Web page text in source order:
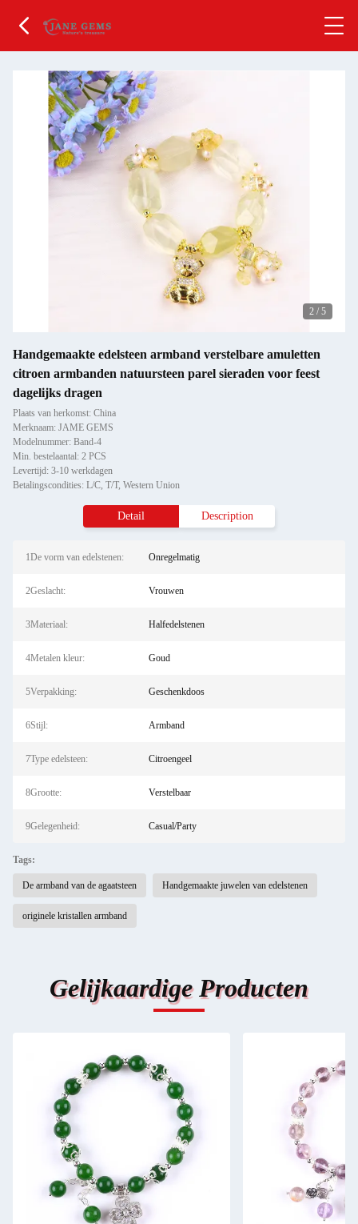
2 / 5
Handgemaakte edelsteen armband verstelbare amuletten
citroen armbanden natuursteen parel sieraden voor feest
dagelijks dragen
Plaats van herkomst: China
Merknaam: JAME GEMS
Modelnummer: Band-4
Min. bestelaantal: 2 PCS
Levertijd: 3-10 werkdagen
Betalingscondities: L/C, T/T, Western Union
Detail Description
1De vorm van edelstenen: Onregelmatig
2Geslacht: Vrouwen
3Materiaal: Halfedelstenen
4Metalen kleur: Goud
5Verpakking: Geschenkdoos
6Stijl: Armband
7Type edelsteen: Citroengeel
8Grootte: Verstelbaar
9Gelegenheid: Casual/Party
Tags:
De armband van de agaatsteen Handgemaakte juwelen van edelstenen
originele kristallen armband
Gelijkaardige Producten